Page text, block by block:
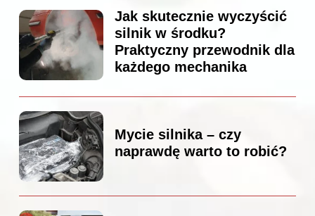
Jak skutecznie wyczyścić
silnik w środku?
Praktyczny przewodnik dla
każdego mechanika
Mycie silnika – czy
naprawdę warto to robić?